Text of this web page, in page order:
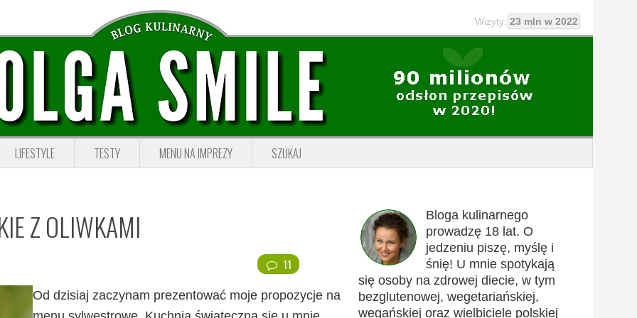
Wizyty: 23 mln w 2022
LIFESTYLE TESTY MENU NA IMPREZY SZUKAJ
Z OLIWKAMI
11
Od dzisiaj zaczynam prezentować moje propozycje na
Bloga kulinarnego
prowadzę 18 lat. O
jedzeniu piszę, myślę i
śnię! U mnie spotykają
się osoby na zdrowej diecie, w tym
bezglutenowej, wegetariańskiej,
wegańskiej oraz wielbiciele polskiej